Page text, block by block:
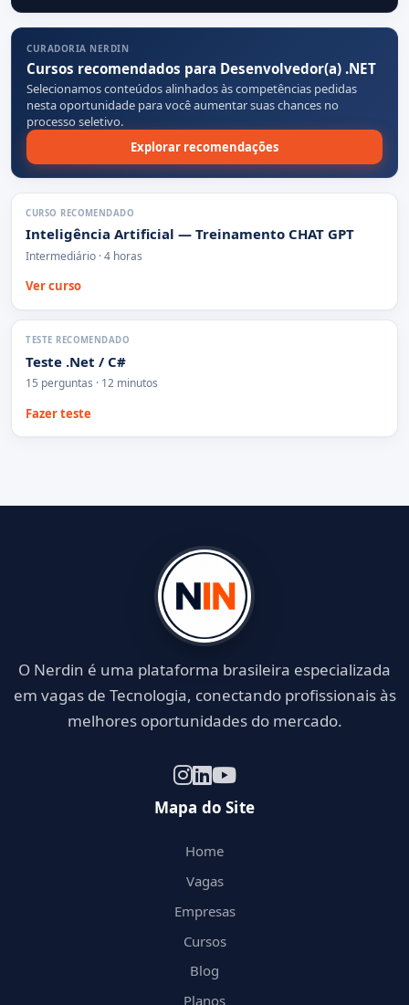
CURADORIA NERDIN
Cursos recomendados para Desenvolvedor(a) .NET
Selecionamos conteúdos alinhados às competências pedidas
nesta oportunidade para você aumentar suas chances no
processo seletivo.
Explorar recomendações
CURSO RECOMENDADO
Inteligência Artificial — Treinamento CHAT GPT
Intermediário · 4 horas
Ver curso
TESTE RECOMENDADO
Teste .Net / C#
15 perguntas · 12 minutos
Fazer teste
O Nerdin é uma plataforma brasileira especializada
em vagas de Tecnologia, conectando profissionais às
melhores oportunidades do mercado.
Mapa do Site
Home
Vagas
Empresas
Cursos
Blog
Planos